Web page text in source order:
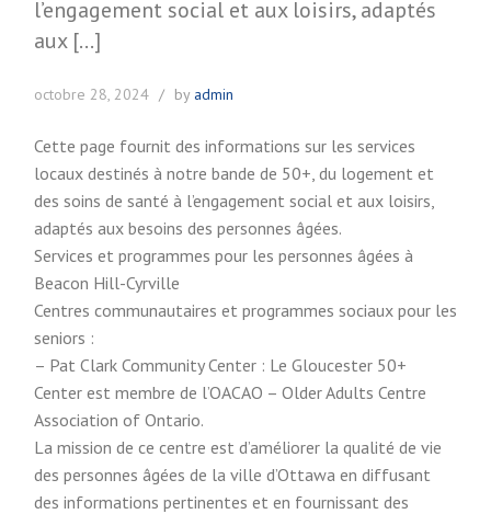
octobre 28, 2024 by admin
Cette page fournit des informations sur les services
locaux destinés à notre bande de 50+, du logement et
des soins de santé à l’engagement social et aux loisirs,
adaptés aux besoins des personnes âgées.
Services et programmes pour les personnes âgées à
Beacon Hill-Cyrville
Centres communautaires et programmes sociaux pour les
seniors :
– Pat Clark Community Center : Le Gloucester 50+
Center est membre de l’OACAO – Older Adults Centre
Association of Ontario.
La mission de ce centre est d’améliorer la qualité de vie
des personnes âgées de la ville d’Ottawa en diffusant
des informations pertinentes et en fournissant des